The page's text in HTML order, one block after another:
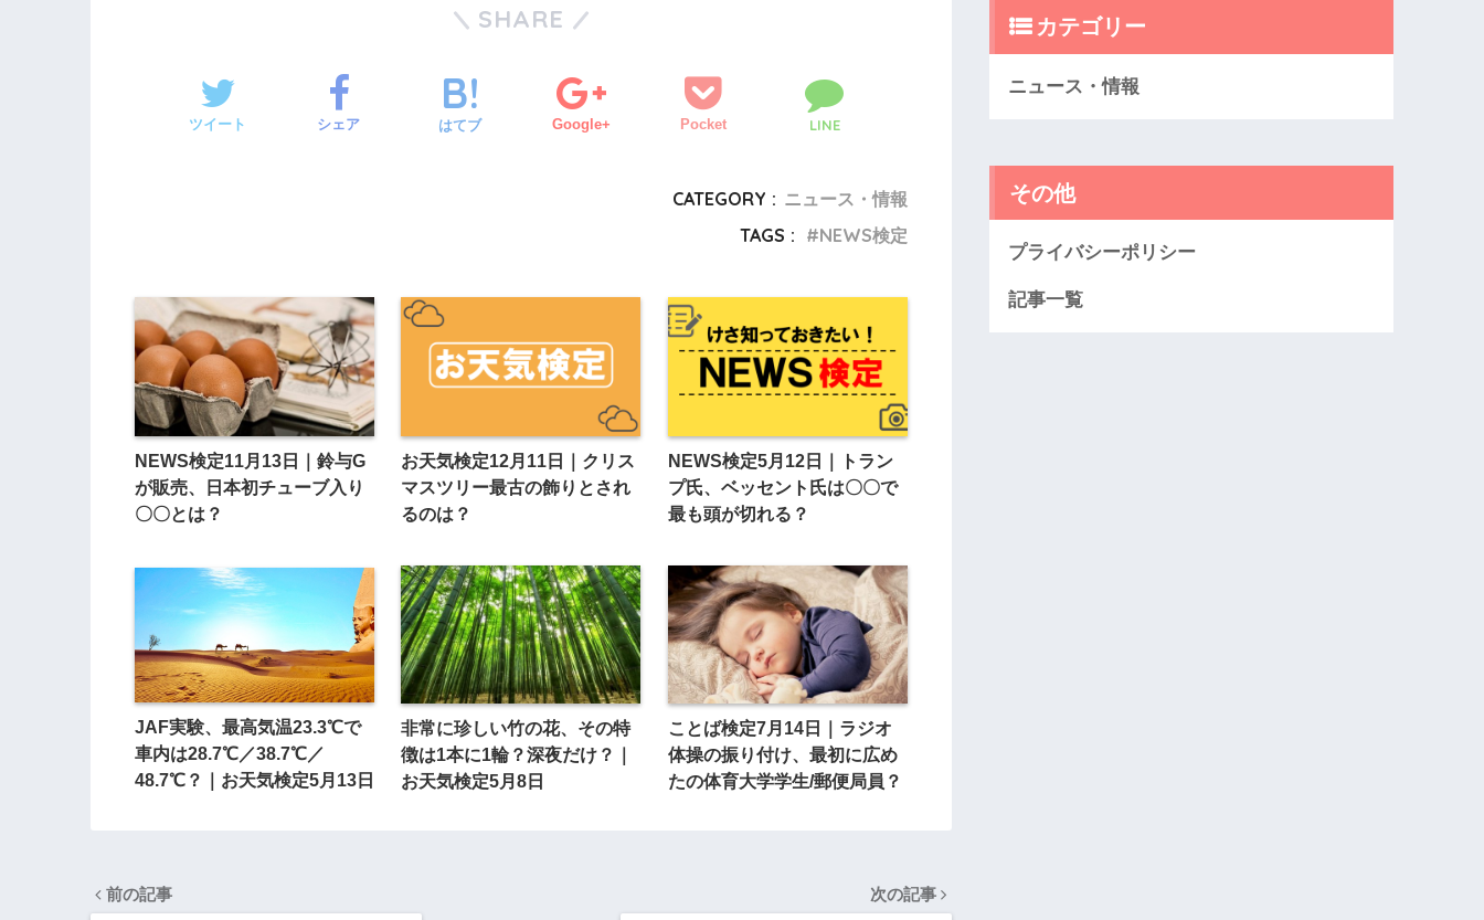
SHARE
ツイート シェア はてブ Google+ Pocket LINE
CATEGORY : ニュース・情報
TAGS :
NEWS検定
NEWS検定11月13日｜鈴与G
が販売、日本初チューブ入り
〇〇とは？
お天気検定12月11日｜クリス
マスツリー最古の飾りとされ
るのは？
NEWS検定5月12日｜トラン
プ氏、ベッセント氏は〇〇で
最も頭が切れる？
JAF実験、最高気温23.3℃で
車内は28.7℃／38.7℃／
48.7℃？｜お天気検定5月13日
非常に珍しい竹の花、その特
徴は1本に1輪？深夜だけ？｜
お天気検定5月8日
ことば検定7月14日｜ラジオ
体操の振り付け、最初に広め
たの体育大学学生/郵便局員？
前の記事 次の記事
カテゴリー
ニュース・情報
その他
プライバシーポリシー
記事一覧